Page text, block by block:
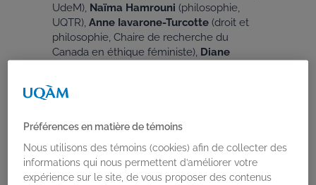
UdeM), Naïma Hamrouni (philosophie,
UQTR), Anne Iavarone-Turcotte (droit et
philosophie, Chaire de recherche du
Canada en éthique féministe), Diane
etMaria Nageh Mensah
Préférences en matière de témoins
Nous utilisons des témoins (cookies) afin de collecter des
informations qui nous permettent d’améliorer votre
expérience sur le site, de vous proposer des contenus